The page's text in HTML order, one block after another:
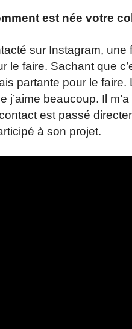
est née votre
sur Instagram, une
le faire. Sachant que
partante pour le
j’aime beaucoup. Il
est passé
à son projet.